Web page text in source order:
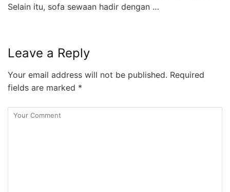
Selain itu, sofa sewaan hadir dengan …
Leave a Reply
Your email address will not be published. Required
fields are marked *